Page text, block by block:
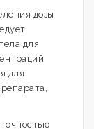
дозы
для
для